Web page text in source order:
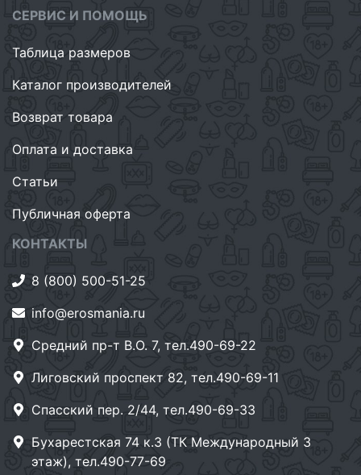
СЕРВИС И ПОМОЩЬ
Таблица размеров
Каталог производителей
Возврат товара
Оплата и доставка
Статьи
Публичная оферта
КОНТАКТЫ
8 (800) 500-51-25
info@erosmania.ru
Средний пр-т В.О. 7, тел.490-69-22
Лиговский проспект 82, тел.490-69-11
Спасский пер. 2/44, тел.490-69-33
Бухарестская 74 к.3 (ТК Международный 3
этаж), тел.490-77-69